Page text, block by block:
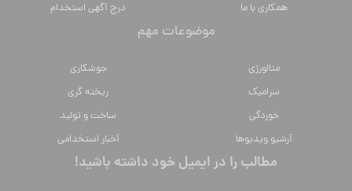
همکاری با ما
درج آگهی استخدام
موضوعات مهم
متالورژي
جوشکاری
سراميك
ریخته گری
خوردگی
ساخت و تولید
آرشیو ویدیوها
آخبار استخدامی
مطالب را در ایمیل خود داشته باشید!